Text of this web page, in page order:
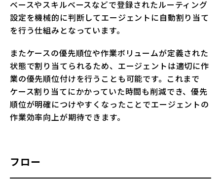
ベースやスキルベースなどで登録されたルーティング
設定を機械的に判断してエージェントに自動割り当て
を行う仕組みとなっています。
またケースの優先順位や作業ボリュームが定義された
状態で割り当てられるため、エージェントは適切に作
業の優先順位付けを行うことも可能です。これまで
ケース割り当てにかかっていた時間も削減でき、優先
順位が明確につけやすくなったことでエージェントの
作業効率向上が期待できます。
フロー